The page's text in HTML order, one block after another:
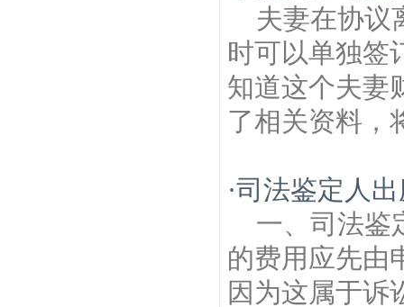
夫妻在协议
时可以单独签
知道这个夫妻
了相关资料，
·司法鉴定人
一、司法鉴
的费用应先由
因为这属于诉